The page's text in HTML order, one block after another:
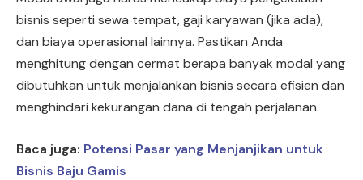
bisnis seperti sewa tempat, gaji karyawan (jika ada),
dan biaya operasional lainnya. Pastikan Anda
menghitung dengan cermat berapa banyak modal yang
dibutuhkan untuk menjalankan bisnis secara efisien dan
menghindari kekurangan dana di tengah perjalanan.
Baca juga: Potensi Pasar yang Menjanjikan untuk
Bisnis Baju Gamis